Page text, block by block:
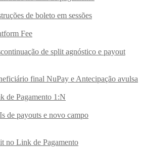
de boleto em sessões
Fee
de split agnóstico e payout
final NuPay e Antecipação avulsa
de Pagamento 1:N
de payouts e novo campo
no Link de Pagamento